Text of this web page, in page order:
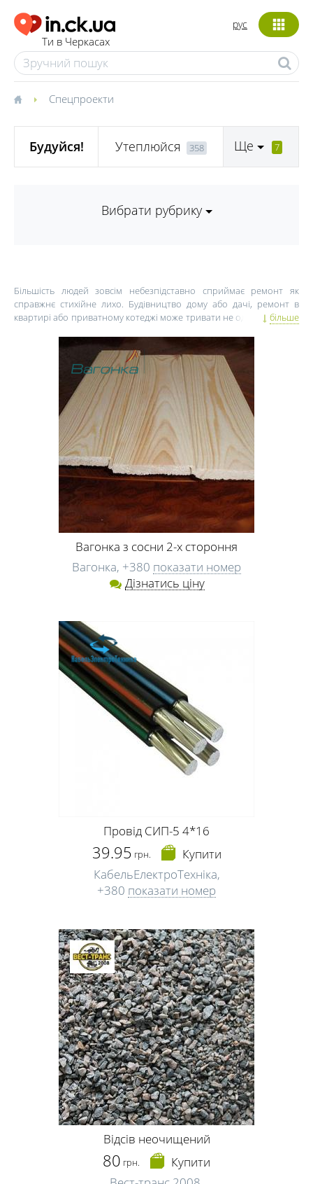
Ти в Черкасах
рус
Спецпроекти
Будуйся! Утеплюйся 358 Ще 7
Вибрати рубрику
Більшість людей зовсім небезпідставно сприймає ремонт як
справжнє стихійне лихо. Будівництво дому або дачі, ремонт в
квартирі або приватному котеджі може тривати не один рік. Тому,
перших аспектів, на які потрібно звернути увагу, це фінансове
планування і закупка будівельних матеріалів.
Бетон, гіпсокартон, пластикові вікна, ламінат і паркет, двері вхідні,
міжкімнатні та розсувні, а також важливі будівельні дрібниці
(шурупи, цвяхи, кріплення тощо) – всі ці матеріали повинні бути
не тільки якісними, але й безпечними.
Якщо ви затіяли ремонт у Черкасах, викликали спеціаліста,
отримали кошторис, не варто відразу ж стрімголов бігти в
будівельний супермаркет, щоб купити двері, вікна, цеглу,
пінопласт або бетон. Так ви можете витратити зайві гроші на
ремонт, але в підсумку не обзавестися якісними і надійними
матеріалами для будівництва. Як же діяти в такій ситуації? Для
початку порадьтеся з фахівцями. Якщо ви найняли будівельників
для ремонту будинку, поцікавтеся їх думкою, де краще купити
металопластикові вікна та ізоляційні матеріали, де і в які дні тижня
будматеріали для квартири продаються на базі з суттєвими
знижками, які будівельні компанії Черкас реалізовують продукцію
за цінами виробника. Швидше за все, фахівці з ремонту в
Черкасах із задоволенням дадуть вам відповіді на всі ці питання і
дерев'яних дверей, лиштв і оздоблювальних матеріалів. Тому,
перш ніж замовити металопластикові вікна або купити плити для
перекриття, поцікавтеся, де краще здійснювати такі закупівлі.
Бажано, просити поради у незацікавленої особи. А ось купити
фарбу, цвяхи, скоби, саморізи в Черкасах ви цілком можете
більше
Вагонка з сосни 2-х стороння
Вагонка, +380 показати номер
Дізнатись ціну
Провід СИП-5 4*16
39.95 грн.
Купити
КабельЕлектроТехніка,
+380 показати номер
Відсів неочищений
80 грн.
Купити